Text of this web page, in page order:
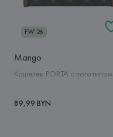
FW'26
Mango
Кошелек PORTA с логотипом
89,99 BYN